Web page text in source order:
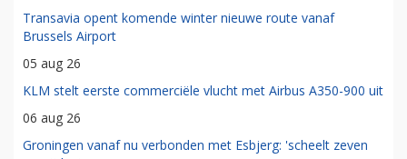
Transavia opent komende winter nieuwe route vanaf
Brussels Airport
05 aug 26
KLM stelt eerste commerciële vlucht met Airbus A350-900 uit
06 aug 26
Groningen vanaf nu verbonden met Esbjerg: 'scheelt zeven